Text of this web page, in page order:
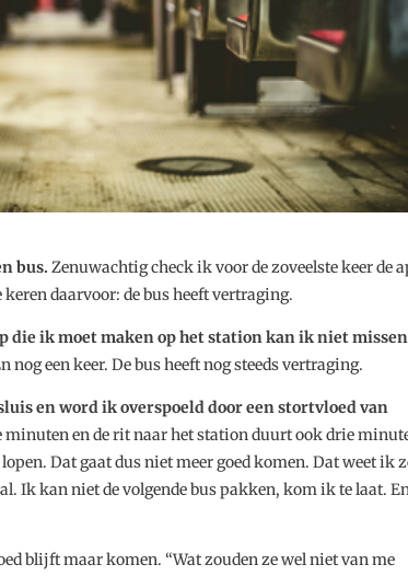
bus. Zenuwachtig check ik voor de zoveelste keer de
daarvoor: de bus heeft vertraging.
die ik moet maken op het station kan ik niet
nog een keer. De bus heeft nog steeds vertraging.
en word ik overspoeld door een stortvloed van
en de rit naar het station duurt ook drie
Dat gaat dus niet meer goed komen. Dat weet ik
Ik kan niet de volgende bus pakken, kom ik te laat.
blijft maar komen. “Wat zouden ze wel niet van me